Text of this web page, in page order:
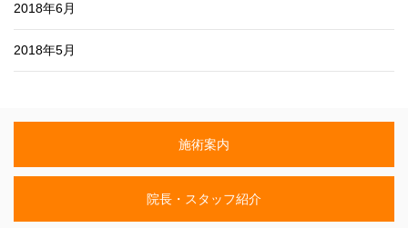
2018年6月
2018年5月
施術案内
院長・スタッフ紹介